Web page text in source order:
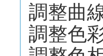
調整曲
調整色